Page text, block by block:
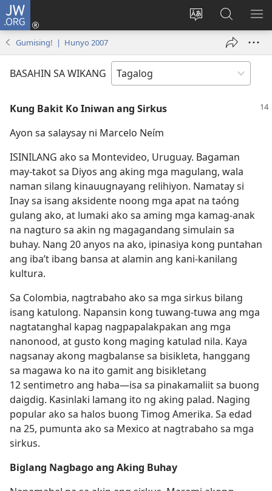
JW.ORG
Baguhin
ng
Mag-
log
bubukas
sa
JW.ORG
Gumising! | Hunyo 2007
BASAHIN SA WIKANG
Kung Bakit Ko Iniwan ang Sirkus
Ayon sa salaysay ni Marcelo Neím
ISINILANG ako sa Montevideo, Uruguay. Bagaman
may-takot sa Diyos ang aking mga magulang, wala
naman silang kinauugnayang relihiyon. Namatay si
Inay sa isang aksidente noong mga apat na taóng
gulang ako, at lumaki ako sa aming mga kamag-anak
na nagturo sa akin ng magagandang simulain sa
buhay. Nang 20 anyos na ako, ipinasiya kong puntahan
ang iba’t ibang bansa at alamin ang kani-kanilang
kultura.
Sa Colombia, nagtrabaho ako sa mga sirkus bilang
isang katulong. Napansin kong tuwang-tuwa ang mga
nagtatanghal kapag nagpapalakpakan ang mga
nanonood, at gusto kong maging katulad nila. Kaya
nagsanay akong magbalanse sa bisikleta, hanggang
sa magawa ko na ito gamit ang bisikletang
12 sentimetro ang haba​—isa sa pinakamaliit sa buong
daigdig. Kasinlaki lamang ito ng aking palad. Naging
popular ako sa halos buong Timog Amerika. Sa edad
na 25, pumunta ako sa Mexico at nagtrabaho sa mga
sirkus.
Biglang Nagbago ang Aking Buhay